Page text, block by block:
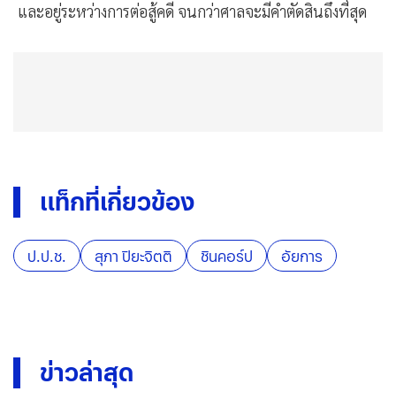
และอยู่ระหว่างการต่อสู้คดี จนกว่าศาลจะมีคำตัดสินถึงที่สุด
แท็กที่เกี่ยวข้อง
ป.ป.ช. สุภา ปิยะจิตติ ชินคอร์ป อัยการ
ข่าวล่าสุด